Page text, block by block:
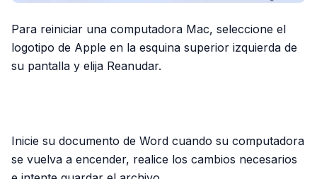
Para reiniciar una computadora Mac, seleccione el
logotipo de Apple en la esquina superior izquierda de
su pantalla y elija Reanudar.
Inicie su documento de Word cuando su computadora
se vuelva a encender, realice los cambios necesarios